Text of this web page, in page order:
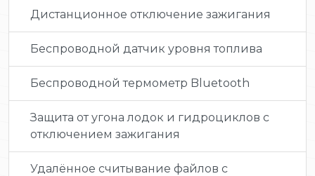
Дистанционное отключение зажигания
Беспроводной датчик уровня топлива
Беспроводной термометр Bluetooth
Защита от угона лодок и гидроциклов с
отключением зажигания
Удалённое считывание файлов с